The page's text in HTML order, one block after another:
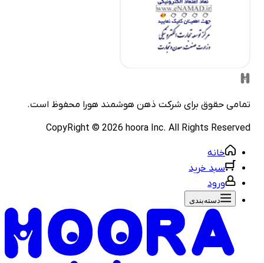
حقوق برای شرکتذهن هوشمند هورامحفوظ است.
CopyRight ©2026hoora Inc. All Rights
خانه
سبد خرید
ورود
دسته‌بندی‌